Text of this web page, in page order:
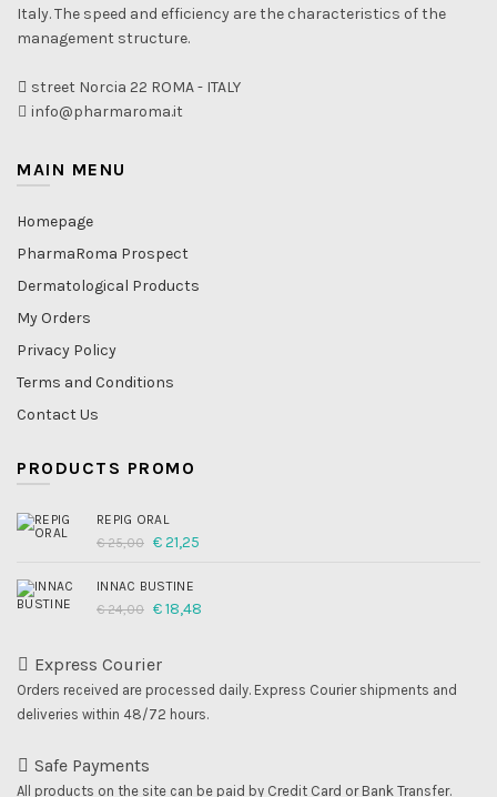
Italy. The speed and efficiency are the characteristics of the
management structure.
street Norcia 22 ROMA - ITALY
info@pharmaroma.it
MAIN MENU
Homepage
PharmaRoma Prospect
Dermatological Products
My Orders
Privacy Policy
Terms and Conditions
Contact Us
PRODUCTS PROMO
REPIG ORAL
€25,00 Original
€ 25,00.
€21,25
INNAC BUSTINE
€24,00 Original
€18,48
Express Courier
Orders received are processed daily. Express Courier shipments and
deliveries within 48/72 hours.
Safe Payments
All products on the site can be paid by Credit Card or Bank Transfer.